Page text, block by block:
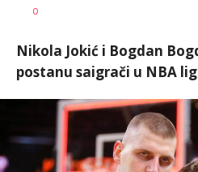
AUTOR
0
Nikola Jokić i Bogdan
postanu saigrači u NBA